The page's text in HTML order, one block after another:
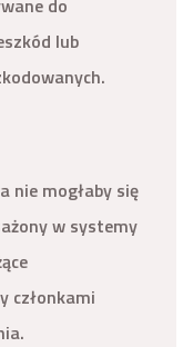
do
lub
nie mogłaby się
w systemy
członkami